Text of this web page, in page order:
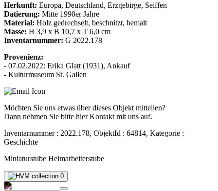
Herkunft: Europa, Deutschland, Erzgebirge, Seiffen
Datierung: Mitte 1990er Jahre
Material: Holz gedrechselt, beschnitzt, bemalt
Masse: H 3,9 x B 10,7 x T 6,0 cm
Inventarnummer: G 2022.178
Provenienz:
- 07.02.2022: Erika Glatt (1931), Ankauf
- Kulturmuseum St. Gallen
Möchten Sie uns etwas über dieses Objekt mitteilen?
Dann nehmen Sie bitte hier Kontakt mit uns auf.
Inventarnummer : 2022.178, ObjektId : 64814, Kategorie :
Geschichte
Miniaturstube Heimarbeiterstube
0